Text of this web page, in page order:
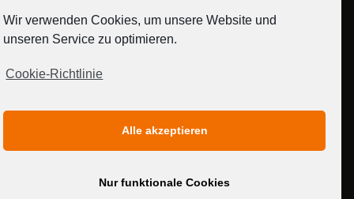
MEDIADATEN
Wir verwenden Cookies, um unsere Website und
unseren Service zu optimieren.
Cookie-Richtlinie
Alle akzeptieren
Nur funktionale Cookies